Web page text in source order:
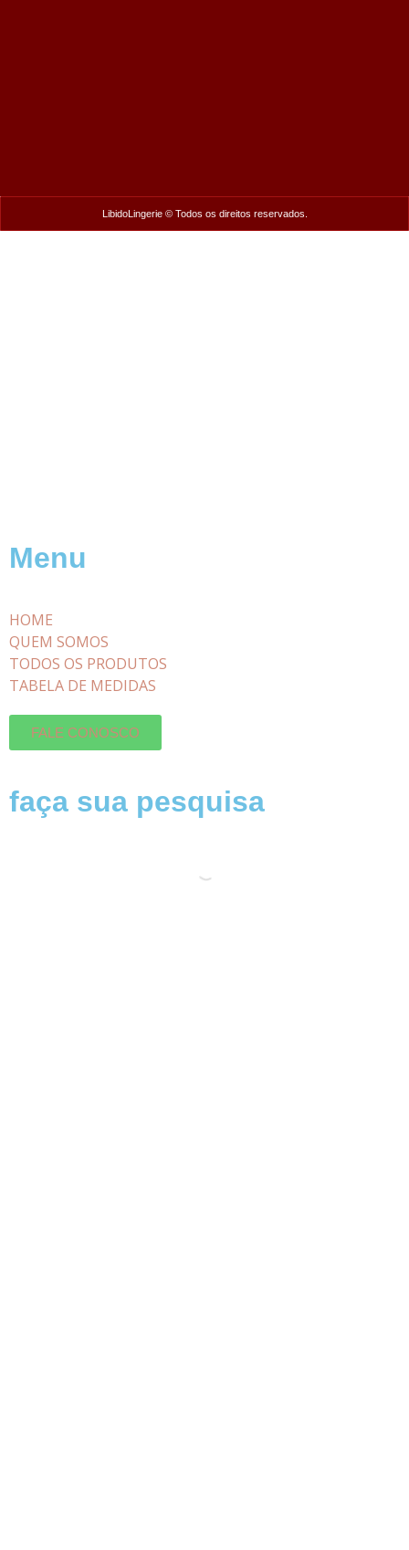
LibidoLingerie © Todos os direitos reservados.
Menu
HOME
QUEM SOMOS
TODOS OS PRODUTOS
TABELA DE MEDIDAS
FALE CONOSCO
faça sua pesquisa